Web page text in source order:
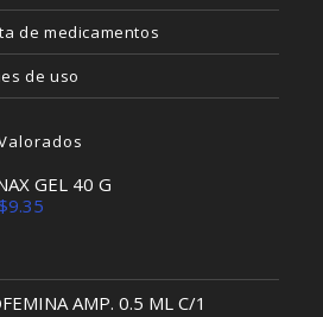
de medicamentos
de uso
GEL 40 G
precio
9.35
$9.35.
AMP. 0.5 ML C/1